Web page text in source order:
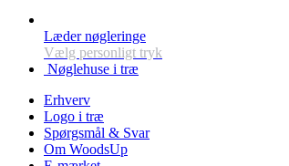
Læder nøgleringe
Vælg personligt tryk
Nøglehuse i træ
Erhverv
Logo i træ
Spørgsmål & Svar
Om WoodsUp